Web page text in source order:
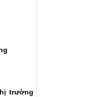
trường